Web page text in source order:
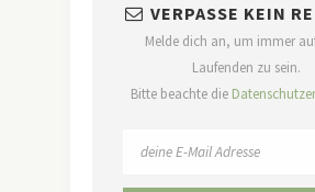
VERPASSE KEIN
Melde dich an, um immer
Laufenden zu sein.
Bitte beachte die